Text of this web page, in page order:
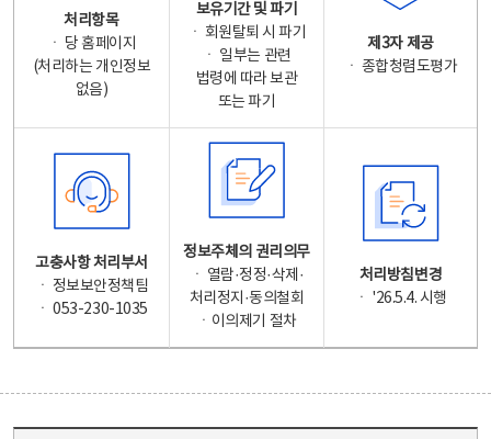
처리항목
ㆍ 당 홈페이지
(처리하는 개인정보
없음)
보유기간 및 파기
ㆍ 회원탈퇴 시 파기
ㆍ 일부는 관련
법령에 따라 보관
또는 파기
제3자 제공
ㆍ 종합청렴도평가
고충사항 처리부서
ㆍ 정보보안정책팀
ㆍ 053-230-1035
정보주체의 권리의무
ㆍ 열람·정정·삭제·
처리정지·동의철회
ㆍ이의제기 절차
처리방침변경
ㆍ '26.5.4. 시행